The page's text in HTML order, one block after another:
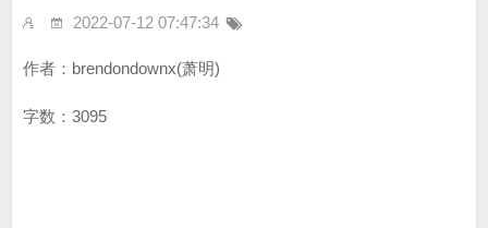
2022-07-12 07:47:34
作者：brendondownx(萧明)
字数：3095